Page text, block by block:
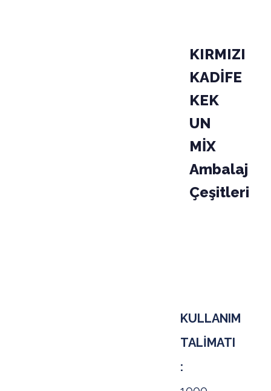
KIRMIZI
KADİFE
KEK
UN
MİX
Ambalaj
Çeşitleri
KULLANIM
TALİMATI
: